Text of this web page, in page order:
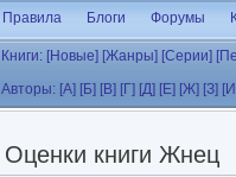
Правила Блоги Форумы
Книги: [Новые] [Жанры] [Серии]
Авторы: [А] [Б] [В] [Г] [Д] [Е] [Ж] [З]
Оценки книги Жнец